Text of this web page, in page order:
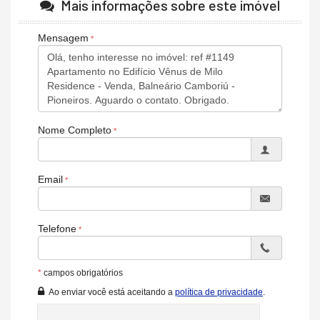
Agende uma visita hoje!
Características do Imóvel
Área de Serviço
Sala de Estar
Cozinha
Suíte Master
Acabamento em Gesso
Características do Empreendimento
Salão de Festas
Piscina
Espaço Fitness
Mais informações sobre este imóvel
Mensagem
Nome Completo
Email
Telefone
* campos obrigatórios
Ao enviar você está aceitando a política de privacidade